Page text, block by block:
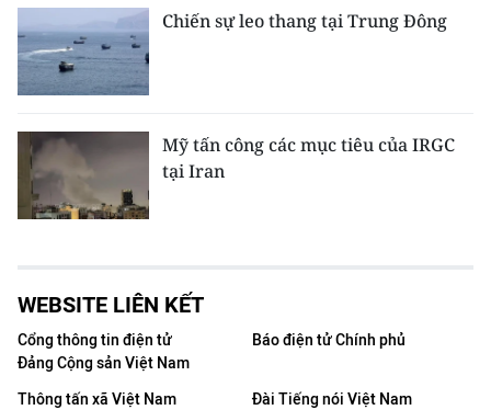
Chiến sự leo thang tại Trung Đông
Mỹ tấn công các mục tiêu của IRGC
tại Iran
WEBSITE LIÊN KẾT
Cổng thông tin điện tử
Đảng Cộng sản Việt Nam
Báo điện tử Chính phủ
Thông tấn xã Việt Nam
Đài Tiếng nói Việt Nam